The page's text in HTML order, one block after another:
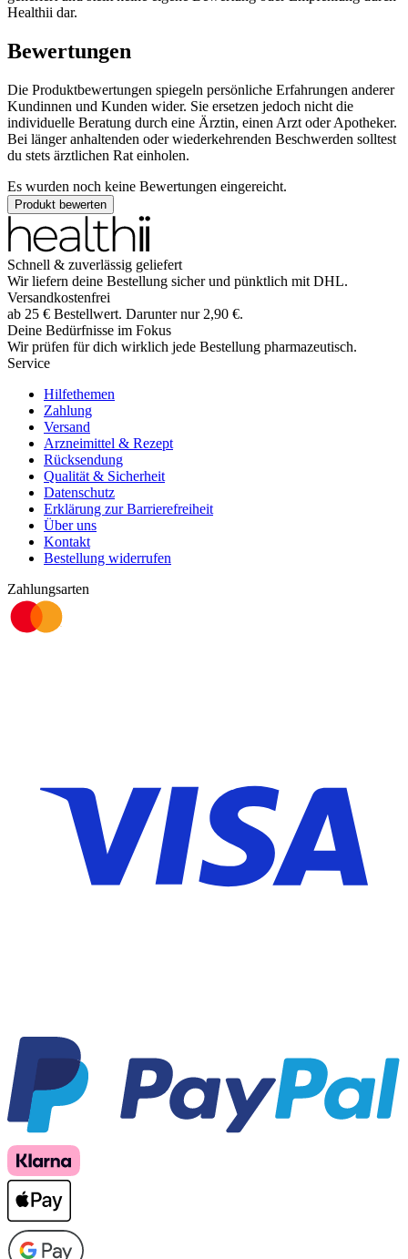
Healthii dar.
Bewertungen
Die Produktbewertungen spiegeln persönliche Erfahrungen anderer
Kundinnen und Kunden wider. Sie ersetzen jedoch nicht die
individuelle Beratung durch eine Ärztin, einen Arzt oder Apotheker.
Bei länger anhaltenden oder wiederkehrenden Beschwerden solltest
du stets ärztlichen Rat einholen.
Es wurden noch keine Bewertungen eingereicht.
Produkt bewerten
Schnell & zuverlässig geliefert
Wir liefern deine Bestellung sicher und pünktlich mit DHL.
Versandkostenfrei
ab 25 € Bestellwert. Darunter nur 2,90 €.
Deine Bedürfnisse im Fokus
Wir prüfen für dich wirklich jede Bestellung pharmazeutisch.
Service
Hilfethemen
Zahlung
Versand
Arzneimittel & Rezept
Rücksendung
Qualität & Sicherheit
Datenschutz
Erklärung zur Barrierefreiheit
Über uns
Kontakt
Bestellung widerrufen
Zahlungsarten